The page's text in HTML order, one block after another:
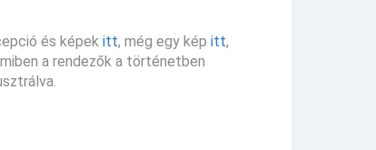
és képek itt, még egy kép itt,
a rendezők a történetben